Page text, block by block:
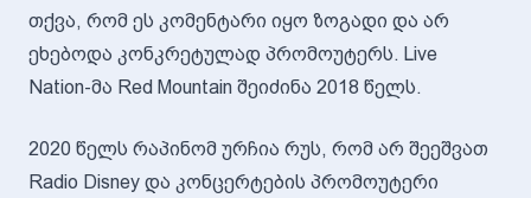
თქვა, რომ ეს კომენტარი იყო ზოგადი და არ
ეხებოდა კონკრეტულად პრომოუტერს. Live
Nation-მა Red Mountain შეიძინა 2018 წელს.
2020 წელს რაპინომ ურჩია რუს, რომ არ შეეშვათ
Radio Disney და კონცერტების პრომოუტერი